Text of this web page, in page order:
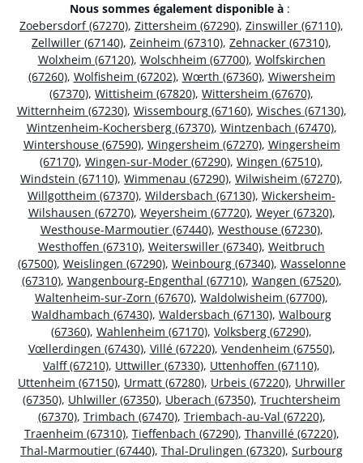
Nous sommes également disponible à :
Zoebersdorf (67270), Zittersheim (67290), Zinswiller (67110),
Zellwiller (67140), Zeinheim (67310), Zehnacker (67310),
Wolxheim (67120), Wolschheim (67700), Wolfskirchen
(67260), Wolfisheim (67202), Wœrth (67360), Wiwersheim
(67370), Wittisheim (67820), Wittersheim (67670),
Witternheim (67230), Wissembourg (67160), Wisches (67130),
Wintzenheim-Kochersberg (67370), Wintzenbach (67470),
Wintershouse (67590), Wingersheim (67270), Wingersheim
(67170), Wingen-sur-Moder (67290), Wingen (67510),
Windstein (67110), Wimmenau (67290), Wilwisheim (67270),
Willgottheim (67370), Wildersbach (67130), Wickersheim-
Wilshausen (67270), Weyersheim (67720), Weyer (67320),
Westhouse-Marmoutier (67440), Westhouse (67230),
Westhoffen (67310), Weiterswiller (67340), Weitbruch
(67500), Weislingen (67290), Weinbourg (67340), Wasselonne
(67310), Wangenbourg-Engenthal (67710), Wangen (67520),
Waltenheim-sur-Zorn (67670), Waldolwisheim (67700),
Waldhambach (67430), Waldersbach (67130), Walbourg
(67360), Wahlenheim (67170), Volksberg (67290),
Vœllerdingen (67430), Villé (67220), Vendenheim (67550),
Valff (67210), Uttwiller (67330), Uttenhoffen (67110),
Uttenheim (67150), Urmatt (67280), Urbeis (67220), Uhrwiller
(67350), Uhlwiller (67350), Uberach (67350), Truchtersheim
(67370), Trimbach (67470), Triembach-au-Val (67220),
Traenheim (67310), Tieffenbach (67290), Thanvillé (67220),
Thal-Marmoutier (67440), Thal-Drulingen (67320), Surbourg